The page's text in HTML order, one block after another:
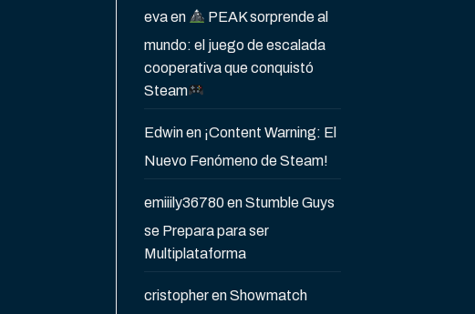
evaen
PEAK sorprende al
mundo: el juego de escalada
cooperativa que conquistó
Steam
Edwinen ¡Content Warning: El
Nuevo Fenómeno de Steam!
emiiily36780enStumble Guys
se Prepara para ser
Multiplataforma
cristopherenShowmatch